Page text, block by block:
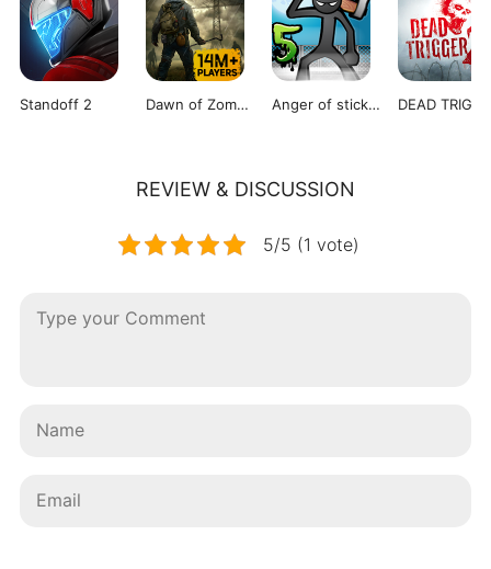
Standoff 2 Dawn of Zombies Anger of stick 5 : zombie
REVIEW & DISCUSSION
5/5 (1 vote)